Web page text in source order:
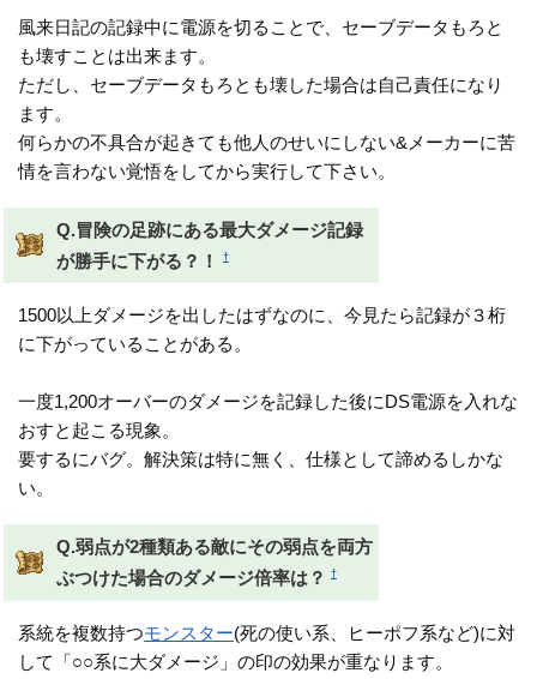
風来日記の記録中に電源を切ることで、セーブデータもろと
も壊すことは出来ます。
ただし、セーブデータもろとも壊した場合は自己責任になり
ます。
何らかの不具合が起きても他人のせいにしない&メーカーに苦
情を言わない覚悟をしてから実行して下さい。
Q.冒険の足跡にある最大ダメージ記録
が勝手に下がる？！
†
1500以上ダメージを出したはずなのに、今見たら記録が３桁
に下がっていることがある。
一度1,200オーバーのダメージを記録した後にDS電源を入れな
おすと起こる現象。
要するにバグ。解決策は特に無く、仕様として諦めるしかな
い。
Q.弱点が2種類ある敵にその弱点を両方
ぶつけた場合のダメージ倍率は？
†
系統を複数持つモンスター(死の使い系、ヒーポフ系など)に対
して「○○系に大ダメージ」の印の効果が重なります。